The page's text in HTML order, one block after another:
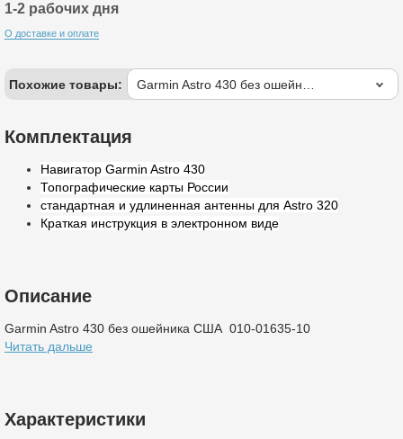
1-2 рабочих дня
О доставке и оплате
Похожие товары:
Комплектация
Навигатор Garmin Astro 430
Топографические карты России
стандартная и удлиненная антенны для Astro 320
Краткая инструкция в электронном виде
Описание
Garmin Astro 430 без ошейника США 010-01635-10
Читать дальше
Характеристики